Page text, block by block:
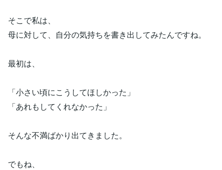
そこで私は、
母に対して、自分の気持ちを書き出してみたんですね。
最初は、
「小さい頃にこうしてほしかった」
「あれもしてくれなかった」
そんな不満ばかり出てきました。
でもね、